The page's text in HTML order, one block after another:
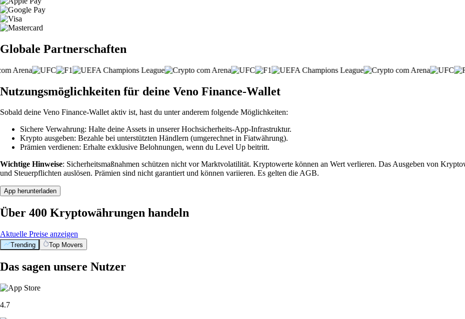
Globale Partnerschaften
Nutzungsmöglichkeiten für deine Veno Finance-Wallet
Sobald deine Veno Finance-Wallet aktiv ist, hast du unter anderem folgende Möglichkeiten:
Sichere Verwahrung: Halte deine Assets in unserer Hochsicherheits-App-Infrastruktur.
Krypto ausgeben: Bezahle bei unterstützten Händlern (umgerechnet in Fiatwährung).
Prämien verdienen: Erhalte exklusive Belohnungen, wenn du Level Up beitritt.
Wichtige Hinweise: Sicherheitsmaßnahmen schützen nicht vor Marktvolatilität. Kryptowerte können an Wert verlieren. Das Ausgeben von
und Steuerpflichten auslösen. Prämien sind nicht garantiert und können variieren. Es gelten die AGB.
App herunterladen
Über 400 Kryptowährungen handeln
Aktuelle Preise anzeigen
Trending Top Movers
Das sagen unsere Nutzer
4.7